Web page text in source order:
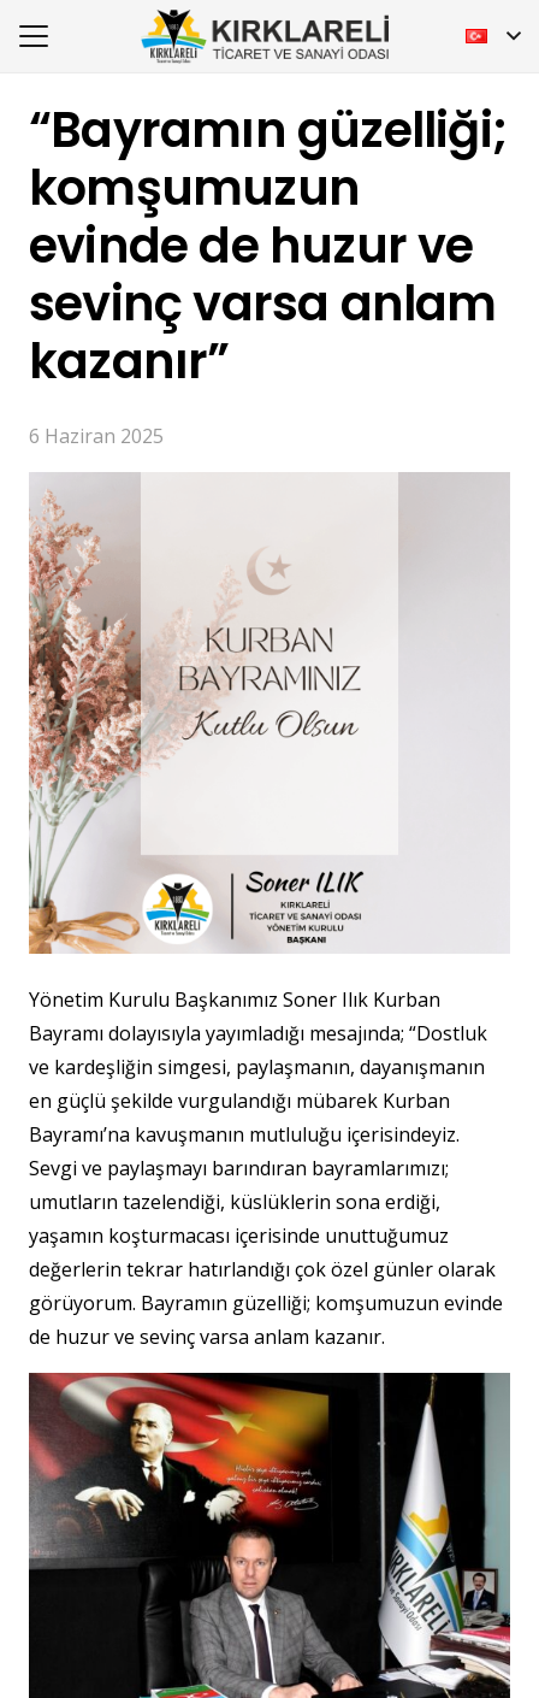
“Bayramın güzelliği;
komşumuzun
evinde de huzur ve
sevinç varsa anlam
kazanır”
6 Haziran 2025
Yönetim Kurulu Başkanımız Soner Ilık Kurban
Bayramı dolayısıyla yayımladığı mesajında; “Dostluk
ve kardeşliğin simgesi, paylaşmanın, dayanışmanın
en güçlü şekilde vurgulandığı mübarek Kurban
Bayramı’na kavuşmanın mutluluğu içerisindeyiz.
Sevgi ve paylaşmayı barındıran bayramlarımızı;
umutların tazelendiği, küslüklerin sona erdiği,
yaşamın koşturmacası içerisinde unuttuğumuz
değerlerin tekrar hatırlandığı çok özel günler olarak
görüyorum. Bayramın güzelliği; komşumuzun evinde
de huzur ve sevinç varsa anlam kazanır.